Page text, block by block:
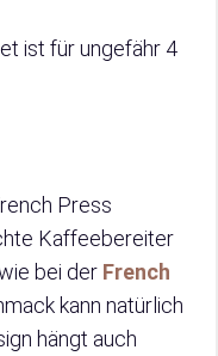
ist für ungefähr 4
Press
Kaffeebereiter
bei der French
kann natürlich
hängt auch